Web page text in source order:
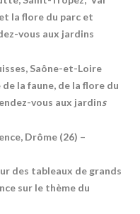
la flore du parc et
vous aux jardins
Saône-et-Loire
la faune, de la flore du
vous aux jardins
Drôme (26) –
des tableaux de grands
sur le thème du